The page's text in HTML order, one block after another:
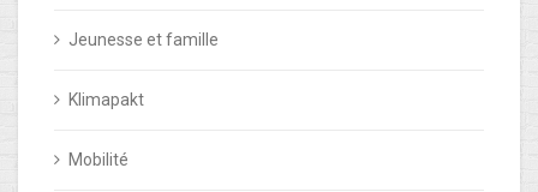
Jeunesse et famille
Klimapakt
Mobilité